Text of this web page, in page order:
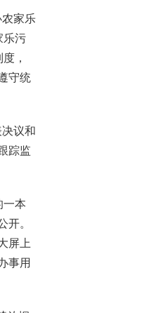
家乐
乐污
，
守统
议和
踪监
本
开。
屏上
事用